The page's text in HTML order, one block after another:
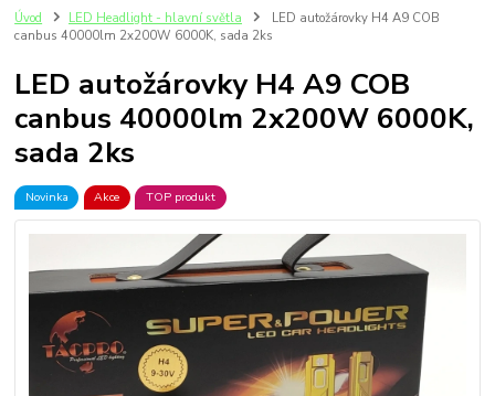
Úvod LED Headlight - hlavní světla
LED autožárovky H4 A9 COB
canbus 40000lm 2x200W 6000K, sada 2ks
LED autožárovky H4 A9 COB
canbus 40000lm 2x200W 6000K,
sada 2ks
Novinka Akce TOP produkt